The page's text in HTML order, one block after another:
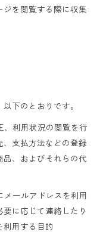
を閲覧する際に収集
下のとおりです。
、利用状況の閲覧を行
支払方法などの登録
、およびそれらの代
ールアドレスを利用
に応じて連絡したり
用する目的